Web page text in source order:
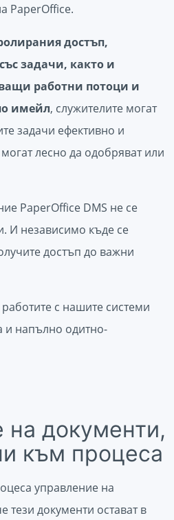
PaperOffice.
достъп,
задачи, както и
работни потоци и
имейл, служителите могат
задачи ефективно и
лесно да одобряват или
PaperOffice DMS не се
И независимо къде се
достъп до важни
с нашите системи
и напълно одитно-
на документи,
към процеса
управление на
тези документи остават в